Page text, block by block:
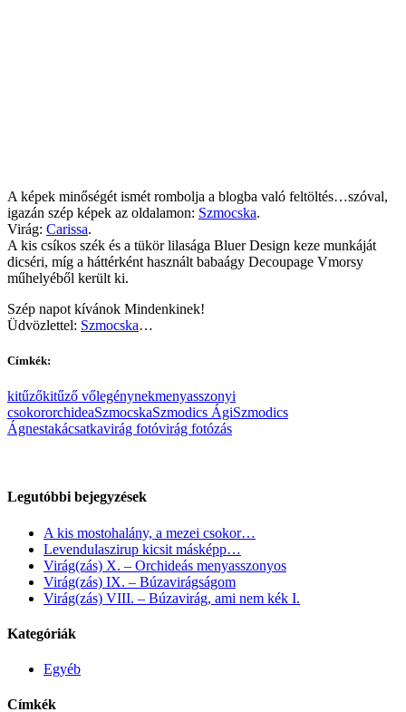
A képek minőségét ismét rombolja a blogba való feltöltés…szóval,
igazán szép képek az oldalamon: Szmocska.
Virág: Carissa.
A kis csíkos szék és a tükör lilasága Bluer Design keze munkáját
dicséri, míg a háttérként használt babaágy Decoupage Vmorsy
műhelyéből került ki.
Szép napot kívánok Mindenkinek!
Üdvözlettel: Szmocska…
Címkék:
kitűzőkitűző vőlegénynekmenyasszonyi
csokororchideaSzmocskaSzmodics ÁgiSzmodics
Ágnestakácsatkavirág fotóvirág fotózás
Legutóbbi bejegyzések
A kis mostohalány, a mezei csokor…
Levendulaszirup kicsit másképp…
Virág(zás) X. – Orchideás menyasszonyos
Virág(zás) IX. – Búzavirágságom
Virág(zás) VIII. – Búzavirág, ami nem kék I.
Kategóriák
Egyéb
Címkék